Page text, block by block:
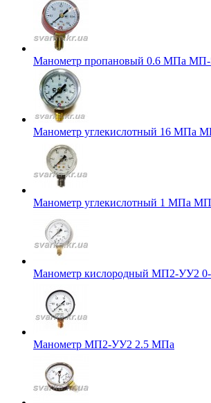
Манометр пропановый 0.6 МПа МП-
Манометр углекислотный 16 МПа
Манометр углекислотный 1 МПа
Манометр кислородный МП2-УУ2 0-
Манометр МП2-УУ2 2.5 МПа